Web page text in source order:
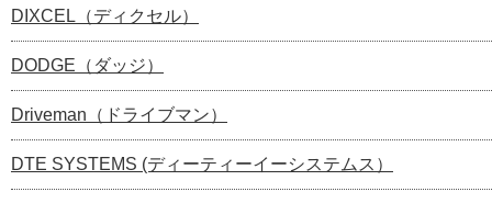
DIXCEL（ディクセル）
DODGE（ダッジ）
Driveman（ドライブマン）
DTE SYSTEMS (ディーティーイーシステムス）